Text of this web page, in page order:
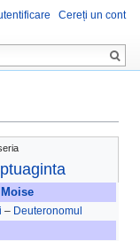
– Deuteronomul
Cereți un cont